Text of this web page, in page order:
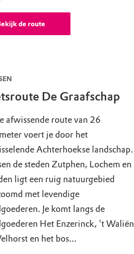
de route
De Graafschap
afwissende route van 26
voert je door het
Achterhoekse landschap.
de steden Zutphen, Lochem en
ligt een ruig natuurgebied
met levendige
Je komt langs de
Het Enzerinck, 't Waliën
en het bos...